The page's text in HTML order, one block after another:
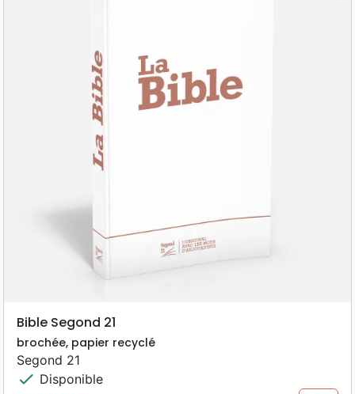
Bible Segond 21
brochée, papier recyclé
Segond 21
check Disponible